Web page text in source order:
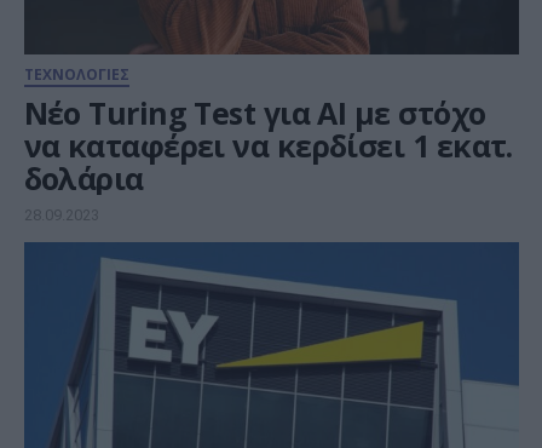
ΤΕΧΝΟΛΟΓΙΕΣ
Νέο Turing Test για AI με στόχο
να καταφέρει να κερδίσει 1 εκατ.
δολάρια
28.09.2023